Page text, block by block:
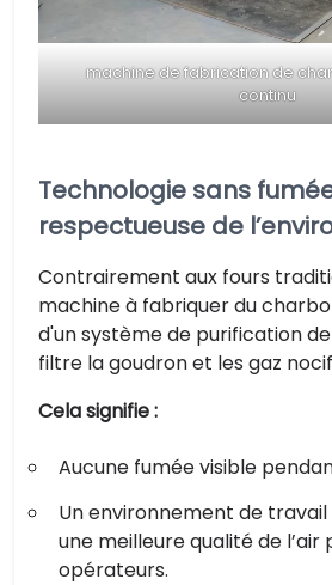
machine de fabrication de
continu
Technologie sans
respectueuse de
Contrairement aux fours
machine à fabriquer du
d'un système de purification
filtre la goudron et les gaz
Cela signifie :
Aucune fumée visible
Un environnement de
une meilleure qualité de l’air
opérateurs.